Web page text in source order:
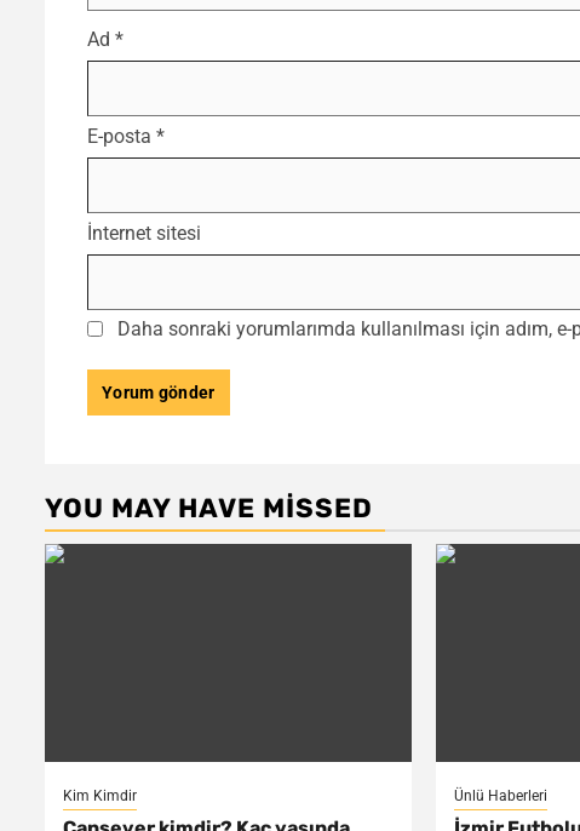
Ad *
E-posta *
İnternet sitesi
Daha sonraki yorumlarımda kullanılması için adım,
YOU MAY HAVE MISSED
Kim Kimdir Ünlü Haberleri